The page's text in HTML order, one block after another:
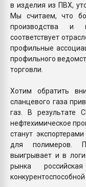
в изделия из ПВХ,
Мы считаем, что
производства и
соответствует
профильные
профильного
торговли.
Хотим обратить
сланцевого газа
газ. В результате
нефтехимическое
станут
для полимеров.
выигрывает и в
рынка